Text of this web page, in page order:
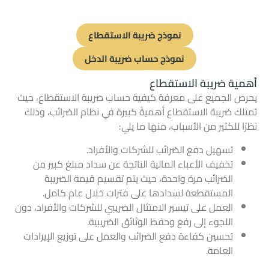
نموذج ضريبة الاستقطاع
نموذج حساب ضريبة الدخل
أهمية ضريبة الاستقطاع
يحرص الجميع على معرفة كيفية حساب ضريبة الاستقطاع، حيث
تمتلك ضريبة الاستقطاع أهميةً كبيرة في نظام الضرائب، وذلك
نظرًا للكثير من الأسباب، منها ما يلي:
تسهيلدفع الضرائب للشركات والأفراد.
تخفيف الأعباء المالية الناتجة عن سداد مبلغ كبير من
الضرائب مرة واحدة، حيث يتم تقسيم قيمة الضريبة
المستقطعة لسدادها على فترات خلال عام كامل.
العمل على تيسير الامتثال الضريبي للشركاتوالأفراد، دون
اللجوء إلى رفع وحفظ الوثائق الضريبية.
تحسين كفاءة دفع الضرائب والعمل على توزيع الإيرادات
العامة.